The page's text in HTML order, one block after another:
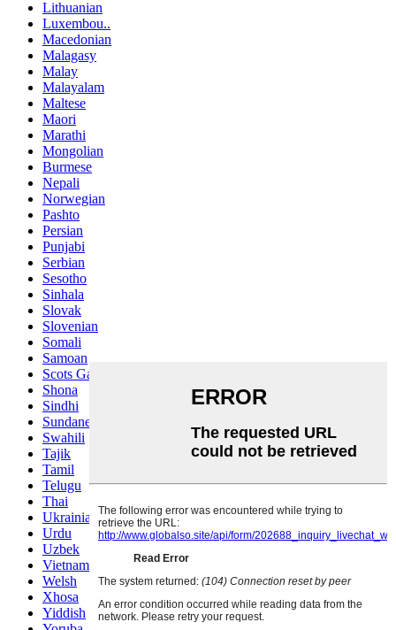
Lithuanian
Luxembou..
Macedonian
Malagasy
Malay
Malayalam
Maltese
Maori
Marathi
Mongolian
Burmese
Nepali
Norwegian
Pashto
Persian
Punjabi
Serbian
Sesotho
Sinhala
Slovak
Slovenian
Somali
Samoan
Scots Gaelic
Shona
Sindhi
Sundanese
Swahili
Tajik
Tamil
Telugu
Thai
Ukrainian
Urdu
Uzbek
Vietnamese
Welsh
Xhosa
Yiddish